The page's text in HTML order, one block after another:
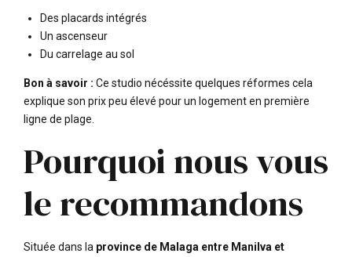
Des placards intégrés
Un ascenseur
Du carrelage au sol
Bon à savoir : Ce studio nécéssite quelques réformes cela
explique son prix peu élevé pour un logement en première
ligne de plage.
Pourquoi nous vous
le recommandons
Située dans la province de Malaga entre Manilva et